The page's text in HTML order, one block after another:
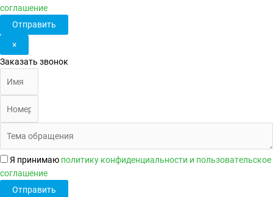
соглашение
Отправить
×
Заказать звонок
Я принимаю политику конфиденциальности и пользовательское
соглашение
Отправить